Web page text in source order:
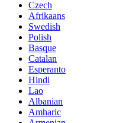
Czech
Afrikaans
Swedish
Polish
Basque
Catalan
Esperanto
Hindi
Lao
Albanian
Amharic